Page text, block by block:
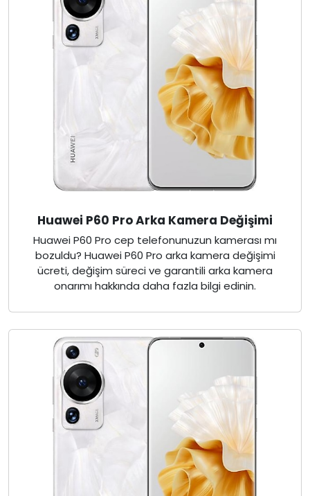
Huawei P60 Pro Arka Kamera Değişimi
Huawei P60 Pro cep telefonunuzun kamerası mı
bozuldu? Huawei P60 Pro arka kamera değişimi
ücreti, değişim süreci ve garantili arka kamera
onarımı hakkında daha fazla bilgi edinin.